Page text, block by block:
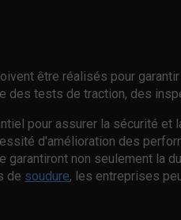
être réalisés pour
des tests de traction, des
pour assurer la sécurité et
d'amélioration des
garantiront non seulement la
de soudure, les entreprises